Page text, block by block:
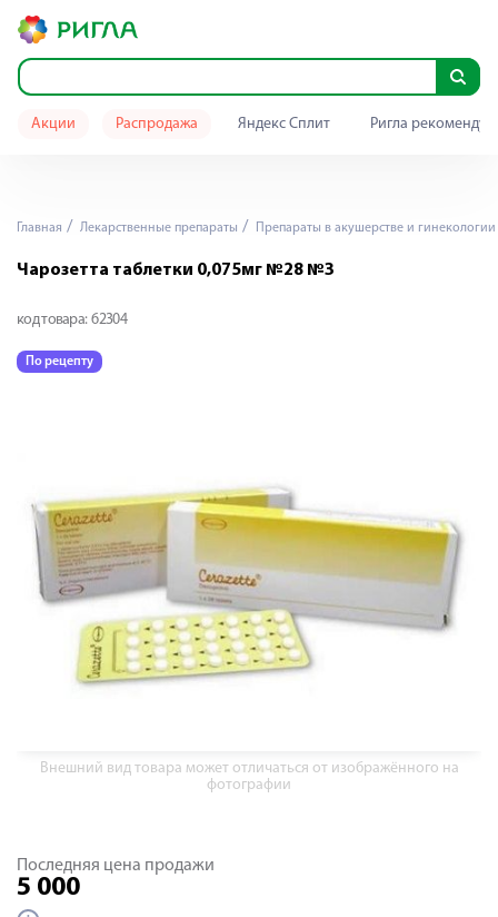
Акции Распродажа Яндекс Сплит Ригла
Главная Лекарственные препараты Препараты в акушерстве и гинекологии
Чарозетта таблетки 0,075мг №28 №3
код товара: 62304
По рецепту
Внешний вид товара может отличаться от изображённого на
фотографии
Последняя цена продажи
5 000